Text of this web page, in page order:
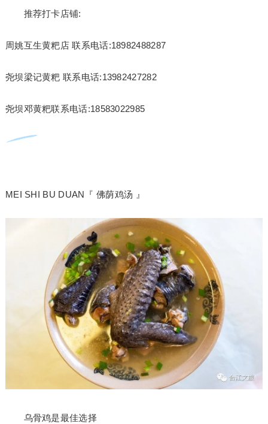
推荐打卡店铺:
周姚互生黄粑店 联系电话:18982488287
尧坝梁记黄粑 联系电话:13982427282
尧坝邓黄粑联系电话:18583022985
MEI SHI BU DUAN『 佛荫鸡汤 』
乌骨鸡是最佳选择